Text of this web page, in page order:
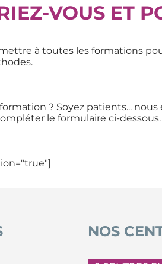
VOUS ET
à toutes les formations
? Soyez patients...
le formulaire ci-dessous.
NOS